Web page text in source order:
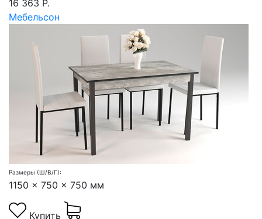
16 363 Р.
Мебельсон
Размеры (Ш/В/Г):
1150 x 750 x 750 мм
Купить